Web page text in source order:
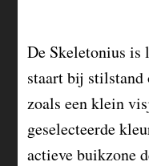
De Skeletonius is
staart bij
zoals een klein
geselecteerde
actieve buikzone